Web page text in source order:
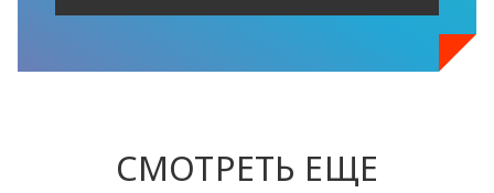
СМОТРЕТЬ ЕЩЕ